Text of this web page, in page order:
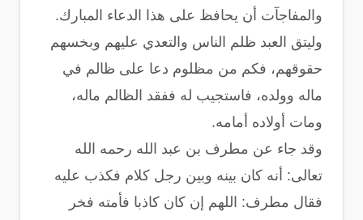
والمفاجآت أن يحافظ على هذا الدعاء المبارك.
وليتق العبد ظلم الناس والتعدي عليهم وبخسهم
حقوقهم، فكم من مظلوم دعا على ظالم في
ماله وولده، فاستجيب له ففقد الظالم ماله،
ومات أولاده أمامه.
وقد جاء عن مطرف بن عبد الله رحمه الله
تعالى: أنه كان بينه وبين رجل كلام فكذب عليه
فقال مطرف: اللهم إن كان كاذبا فأمته فخر